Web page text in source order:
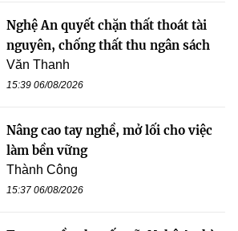
Nghệ An quyết chặn thất thoát tài
nguyên, chống thất thu ngân sách
Văn Thanh
15:39 06/08/2026
Nâng cao tay nghề, mở lối cho việc
làm bền vững
Thành Công
15:37 06/08/2026